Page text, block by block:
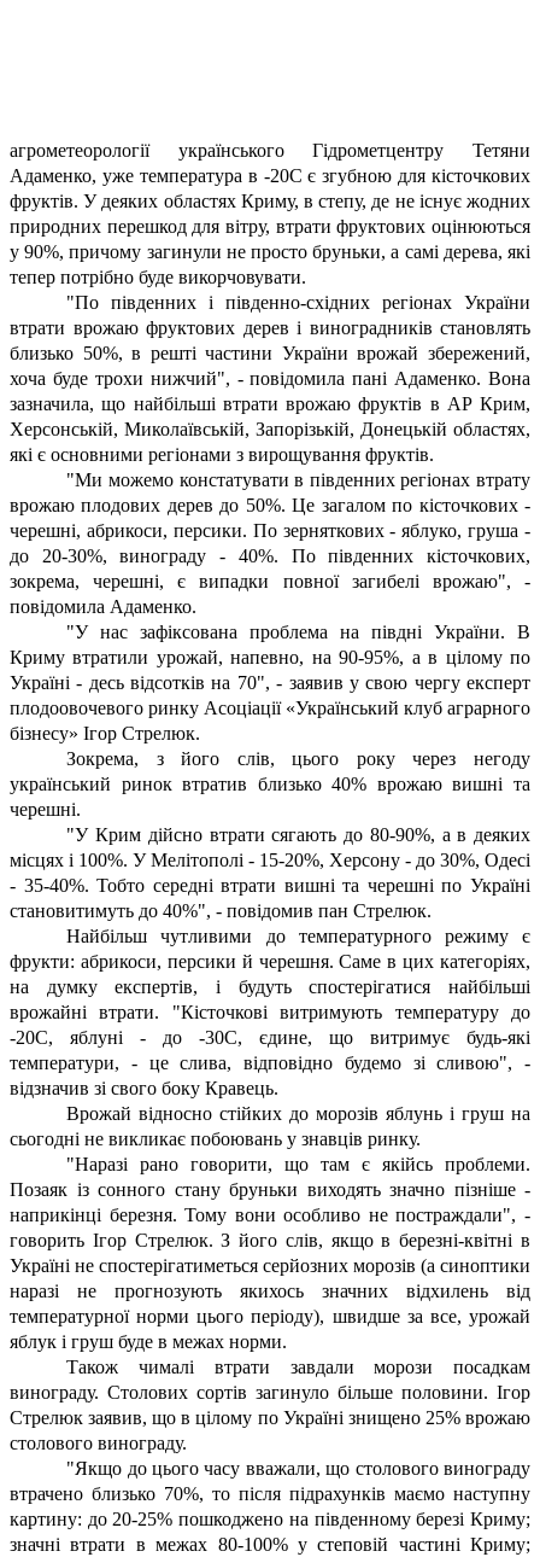
агрометеорології українського Гідрометцентру Тетяни
Адаменко, уже температура в -20С є згубною для кісточкових
фруктів. У деяких областях Криму, в степу, де не існує жодних
природних перешкод для вітру, втрати фруктових оцінюються
у 90%, причому загинули не просто бруньки, а самі дерева, які
тепер потрібно буде викорчовувати.
"По південних і південно-східних регіонах України
втрати врожаю фруктових дерев і виноградників становлять
близько 50%, в решті частини України врожай збережений,
хоча буде трохи нижчий", - повідомила пані Адаменко. Вона
зазначила, що найбільші втрати врожаю фруктів в АР Крим,
Херсонській, Миколаївській, Запорізькій, Донецькій областях,
які є основними регіонами з вирощування фруктів.
"Ми можемо констатувати в південних регіонах втрату
врожаю плодових дерев до 50%. Це загалом по кісточкових -
черешні, абрикоси, персики. По зерняткових - яблуко, груша -
до 20-30%, винограду - 40%. По південних кісточкових,
зокрема, черешні, є випадки повної загибелі врожаю", -
повідомила Адаменко.
"У нас зафіксована проблема на півдні України. В
Криму втратили урожай, напевно, на 90-95%, а в цілому по
Україні - десь відсотків на 70", - заявив у свою чергу експерт
плодоовочевого ринку Асоціації «Український клуб аграрного
бізнесу» Ігор Стрелюк.
Зокрема, з його слів, цього року через негоду
український ринок втратив близько 40% врожаю вишні та
черешні.
"У Крим дійсно втрати сягають до 80-90%, а в деяких
місцях і 100%. У Мелітополі - 15-20%, Херсону - до 30%, Одесі
- 35-40%. Тобто середні втрати вишні та черешні по Україні
становитимуть до 40%", - повідомив пан Стрелюк.
Найбільш чутливими до температурного режиму є
фрукти: абрикоси, персики й черешня. Саме в цих категоріях,
на думку експертів, і будуть спостерігатися найбільші
врожайні втрати. "Кісточкові витримують температуру до
-20С, яблуні - до -30С, єдине, що витримує будь-які
температури, - це слива, відповідно будемо зі сливою", -
відзначив зі свого боку Кравець.
Врожай відносно стійких до морозів яблунь і груш на
сьогодні не викликає побоювань у знавців ринку.
"Наразі рано говорити, що там є якійсь проблеми.
Позаяк із сонного стану бруньки виходять значно пізніше -
наприкінці березня. Тому вони особливо не постраждали", -
говорить Ігор Стрелюк. З його слів, якщо в березні-квітні в
Україні не спостерігатиметься серйозних морозів (а синоптики
наразі не прогнозують якихось значних відхилень від
температурної норми цього періоду), швидше за все, урожай
яблук і груш буде в межах норми.
Також чималі втрати завдали морози посадкам
винограду. Столових сортів загинуло більше половини. Ігор
Стрелюк заявив, що в цілому по Україні знищено 25% врожаю
столового винограду.
"Якщо до цього часу вважали, що столового винограду
втрачено близько 70%, то після підрахунків маємо наступну
картину: до 20-25% пошкоджено на південному березі Криму;
значні втрати в межах 80-100% у степовій частині Криму;